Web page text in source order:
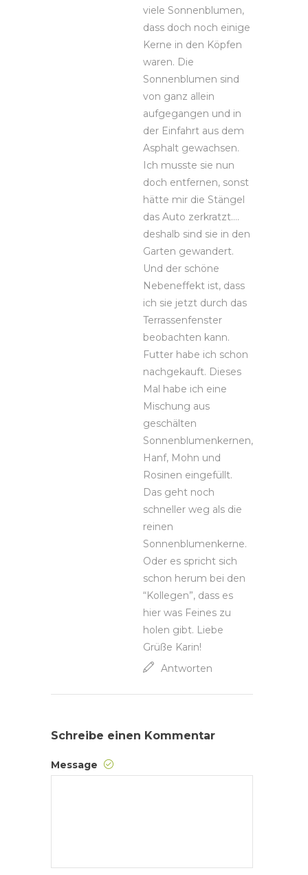
viele Sonnenblumen,
dass doch noch einige
Kerne in den Köpfen
waren. Die
Sonnenblumen sind
von ganz allein
aufgegangen und in
der Einfahrt aus dem
Asphalt gewachsen.
Ich musste sie nun
doch entfernen, sonst
hätte mir die Stängel
das Auto zerkratzt….
deshalb sind sie in den
Garten gewandert.
Und der schöne
Nebeneffekt ist, dass
ich sie jetzt durch das
Terrassenfenster
beobachten kann.
Futter habe ich schon
nachgekauft. Dieses
Mal habe ich eine
Mischung aus
geschälten
Sonnenblumenkernen,
Hanf, Mohn und
Rosinen eingefüllt.
Das geht noch
schneller weg als die
reinen
Sonnenblumenkerne.
Oder es spricht sich
schon herum bei den
“Kollegen”, dass es
hier was Feines zu
holen gibt. Liebe
Grüße Karin!
Antworten
Schreibe einen Kommentar
Message